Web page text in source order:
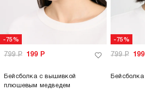
-75%
799Р 199 Р
Бейсболка с вышивкой
плюшевым медведем
-75%
799Р 199